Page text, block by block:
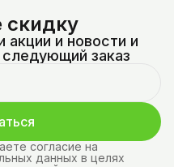
скидку
и новости и
следующий заказ
согласие на
данных в целях